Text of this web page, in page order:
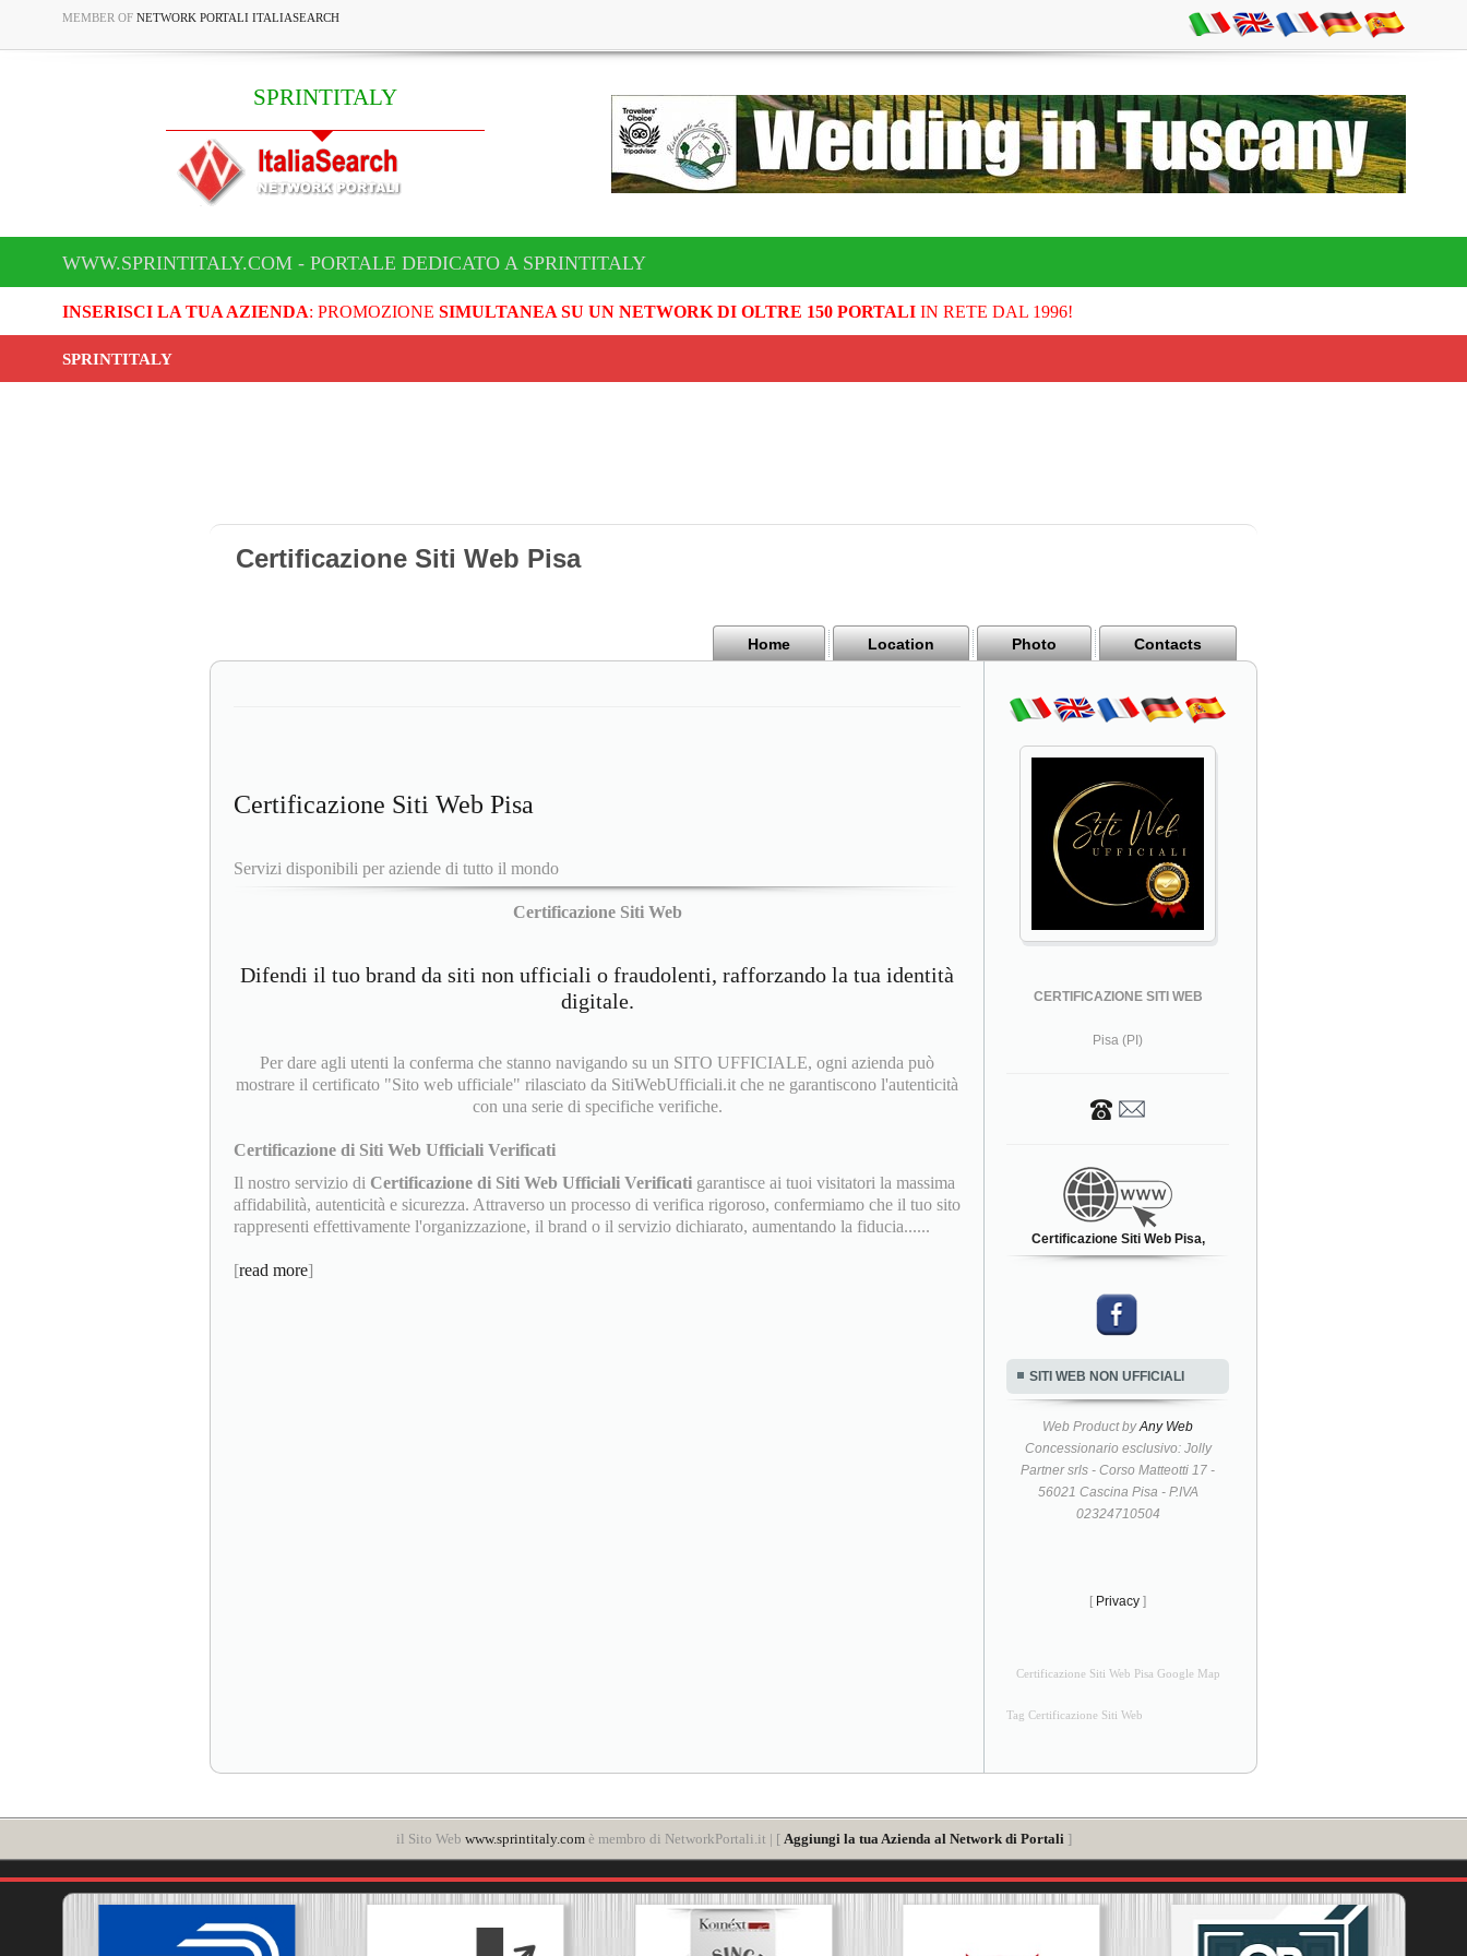
MEMBER OF NETWORK PORTALI ITALIASEARCH
SPRINTITALY
WWW.SPRINTITALY.COM - PORTALE DEDICATO A SPRINTITALY
INSERISCI LA TUA AZIENDA: PROMOZIONE SIMULTANEA SU UN NETWORK DI OLTRE 150 PORTALIIN RETE DAL 1996!
SPRINTITALY
Certificazione Siti Web Pisa
Home Location Photo Contacts
Certificazione Siti Web Pisa
Servizi disponibili per aziende di tutto il mondo
Certificazione Siti Web
Difendi il tuo brand da siti non ufficiali o fraudolenti, rafforzando la tua identità
digitale.
Per dare agli utenti la conferma che stanno navigando su un SITO UFFICIALE, ogni azienda può
mostrare il certificato "Sito web ufficiale" rilasciato da SitiWebUfficiali.it che ne garantiscono l'autenticità
con una serie di specifiche verifiche.
Certificazione di Siti Web Ufficiali Verificati
Il nostro servizio di Certificazione di Siti Web Ufficiali Verificati garantisce ai tuoi visitatori la massima
affidabilità, autenticità e sicurezza. Attraverso un processo di verifica rigoroso, confermiamo che il tuo sito
rappresenti effettivamente l'organizzazione, il brand o il servizio dichiarato, aumentando la fiducia......
[read more]
CERTIFICAZIONE SITI WEB
Pisa (PI)
Certificazione Siti Web Pisa,
SITI WEB NON UFFICIALI
Web Product byAny Web
Concessionario esclusivo: Jolly
Partner srls - Corso Matteotti 17 -
56021 Cascina Pisa - P.IVA
02324710504
[ Privacy ]
Certificazione Siti Web Pisa Google Map
Tag Certificazione Siti Web
il Sito Web www.sprintitaly.comè membro di NetworkPortali.it | [ Aggiungi la tua Azienda al Network di Portali ]